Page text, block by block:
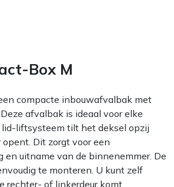
Box M
compacte inbouwafvalbak met
afvalbak is ideaal voor elke
liftsysteem tilt het deksel opzij
opent. Dit zorgt voor een
en uitname van de binnenemmer. De
te monteren. U kunt zelf
rechter- of linkerdeur komt.